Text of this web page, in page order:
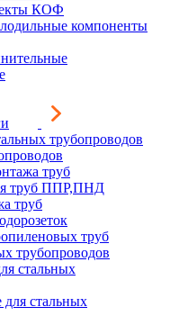
КОФ
компоненты
трубопроводов
труб
труб ППР,ПНД
труб
труб
трубопроводов
стальных
стальных